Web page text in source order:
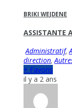
BRIKI WEJDENE
ASSISTANTE
Administratif,
direction,
+ Favoris
il y a 2 ans